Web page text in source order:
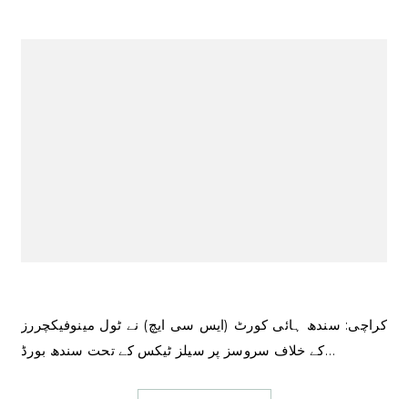
کراچی: سندھ ہائی کورٹ (ایس سی ایچ) نے ٹول مینوفیکچررز
کے خلاف سروسز پر سیلز ٹیکس کے تحت سندھ بورڈ…